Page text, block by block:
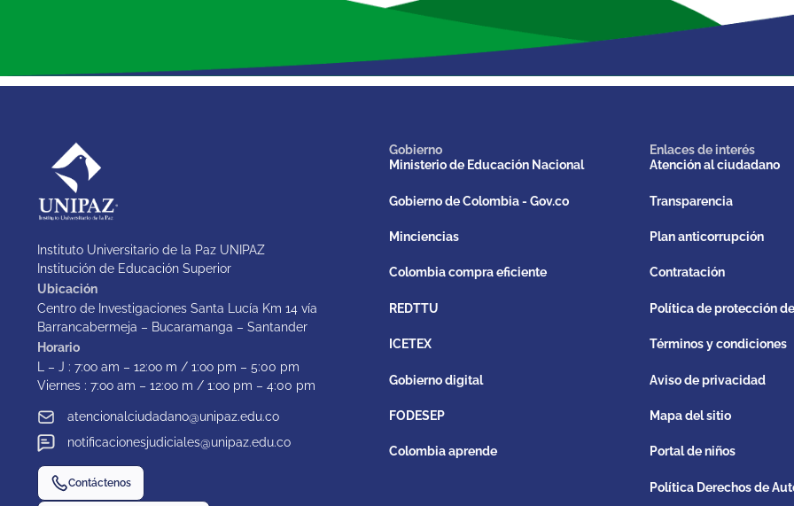
Instituto Universitario de la Paz UNIPAZ
Institución de Educación Superior
Ubicación
Centro de Investigaciones Santa Lucía Km 14 vía
Barrancabermeja – Bucaramanga – Santander
Horario
L – J : 7:oo am – 12:oo m / 1:oo pm – 5:00 pm
Viernes : 7:oo am – 12:oo m / 1:oo pm – 4:00 pm
atencionalciudadano@unipaz.edu.co
notificacionesjudiciales@unipaz.edu.co
Contáctenos
Gobierno
Ministerio de Educación Nacional
Gobierno de Colombia - Gov.co
Minciencias
Colombia compra eficiente
REDTTU
ICETEX
Gobierno digital
FODESEP
Colombia aprende
Enlaces de interés
Atención al ciudadano
Transparencia
Plan anticorrupción
Contratación
Política de protección
Términos y condiciones
Aviso de privacidad
Mapa del sitio
Portal de niños
Política Derechos de